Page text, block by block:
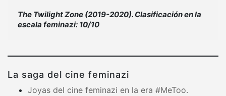
The Twilight Zone (2019-2020). Clasificación en la
escala feminazi: 10/10
La saga del cine feminazi
Joyas del cine feminazi en la era #MeToo.